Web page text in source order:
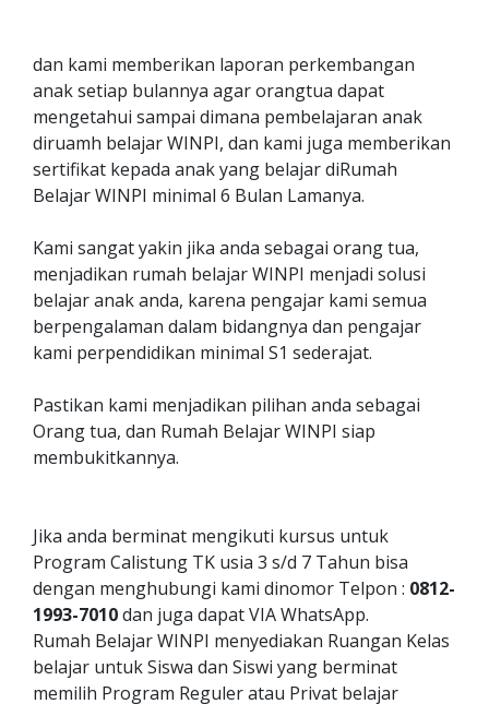
dan kami memberikan laporan perkembangan
anak setiap bulannya agar orangtua dapat
mengetahui sampai dimana pembelajaran anak
diruamh belajar WINPI, dan kami juga memberikan
sertifikat kepada anak yang belajar diRumah
Belajar WINPI minimal 6 Bulan Lamanya.
Kami sangat yakin jika anda sebagai orang tua,
menjadikan rumah belajar WINPI menjadi solusi
belajar anak anda, karena pengajar kami semua
berpengalaman dalam bidangnya dan pengajar
kami perpendidikan minimal S1 sederajat.
Pastikan kami menjadikan pilihan anda sebagai
Orang tua, dan Rumah Belajar WINPI siap
membukitkannya.
Jika anda berminat mengikuti kursus untuk
Program Calistung TK usia 3 s/d 7 Tahun bisa
dengan menghubungi kami dinomor Telpon : 0812-
1993-7010dan juga dapat VIA WhatsApp.
Rumah Belajar WINPI menyediakan Ruangan Kelas
belajar untuk Siswa dan Siswi yang berminat
memilih Program Reguler atau Privat belajar